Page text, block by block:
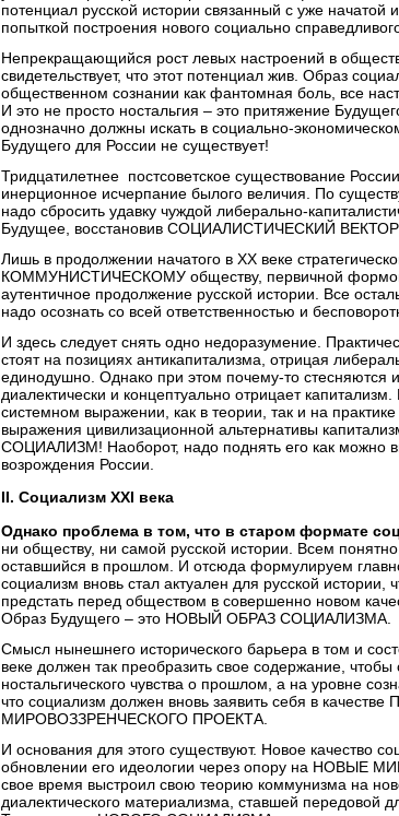
потенциал русской истории связанный с уже
попыткой построения нового социально
Непрекращающийся рост левых настроений в
свидетельствует, что этот потенциал жив. Образ
общественном сознании как фантомная боль, все
И это не просто ностальгия – это притяжение
однозначно должны искать в социально-
Будущего для России не существует!
Тридцатилетнее постсоветское существование
инерционное исчерпание былого величия. По
надо сбросить удавку чуждой либерально-
Будущее, восстановив СОЦИАЛИСТИЧЕСКИЙ ВЕКТОР
Лишь в продолжении начатого в XX веке
КОММУНИСТИЧЕСКОМУ обществу, первичной формой
аутентичное продолжение русской истории. Все
надо осознать со всей ответственностью и
И здесь следует снять одно недоразумение.
стоят на позициях антикапитализма, отрицая
единодушно. Однако при этом почему-то стесняются
диалектически и концептуально отрицает
системном выражении, как в теории, так и на
выражения цивилизационной альтернативы
СОЦИАЛИЗМ! Наоборот, надо поднять его как можно
возрождения России.
II. Социализм XXI века
Однако проблема в том, что в старом формате
ни обществу, ни самой русской истории. Всем
оставшийся в прошлом. И отсюда формулируем
социализм вновь стал актуален для русской
предстать перед обществом в совершенно новом
Образ Будущего – это НОВЫЙ ОБРАЗ СОЦИАЛИЗМА.
Смысл нынешнего исторического барьера в том и
веке должен так преобразить свое содержание,
ностальгического чувства о прошлом, а на уровне
что социализм должен вновь заявить себя в
МИРОВОЗЗРЕНЧЕСКОГО ПРОЕКТА.
И основания для этого существуют. Новое качество
обновлении его идеологии через опору на
свое время выстроил свою теорию коммунизма на
диалектического материализма, ставшей передовой